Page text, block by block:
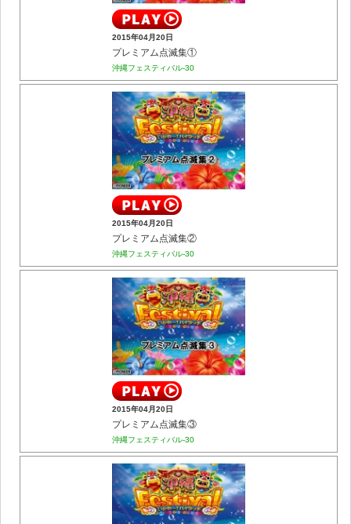
2015年04月20日
プレミアム点滅集①
沖縄フェスティバル-30
2015年04月20日
プレミアム点滅集②
沖縄フェスティバル-30
2015年04月20日
プレミアム点滅集③
沖縄フェスティバル-30